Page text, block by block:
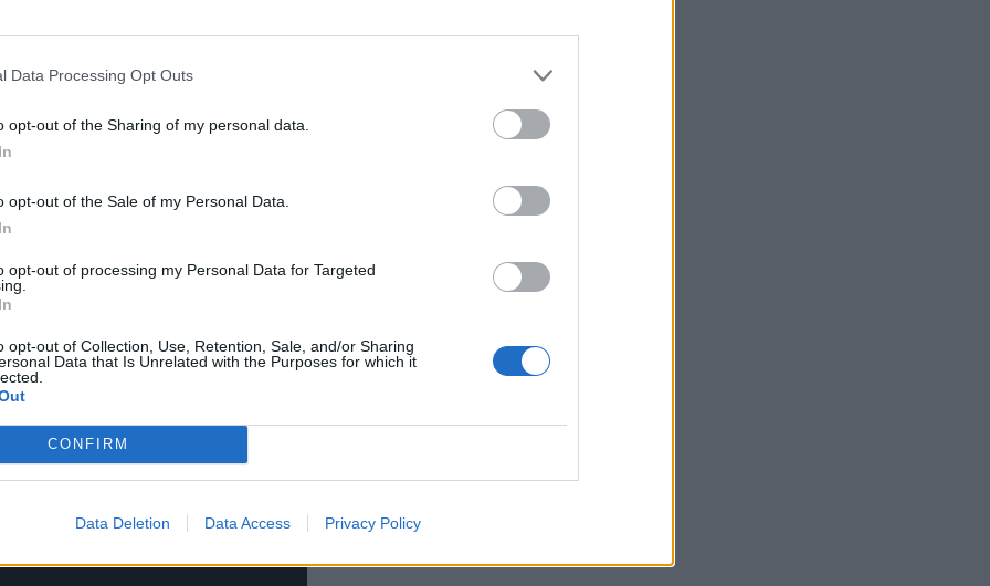
Data Processing Opt Outs
opt-out of the Sharing of my personal data.
opt-out of the Sale of my Personal Data.
opt-out of processing my Personal Data for Targeted
opt-out of Collection, Use, Retention, Sale, and/or Sharing
Data that Is Unrelated with the Purposes for which it
CONFIRM
Data Deletion Data Access Privacy Policy
ensi kerran vuonna
alan tapahtumissa eri
muun muassa Apple ja
kotirobottejaan.